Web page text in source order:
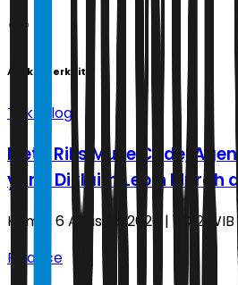
Artikel Terkait
Teknologi
Meta Rilis Muse Code,
yang Diklaim Lebih Murah
Kamis, 6 Agustus 2026 | 19.32 WIB
Finance